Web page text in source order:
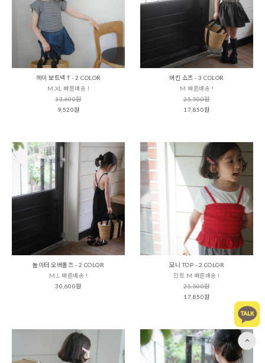
헤이 보트넥 T - 2 COLOR
M,XL 빠른배송 !
13,600원
9,520원
버킨 쇼츠 - 3 COLOR
M 빠른배송 !
25,500원
17,850원
놀이터 오버롤즈 - 2 COLOR
M,L 빠른배송 !
30,600원
모니 TOP - 2 COLOR
민트 M 빠른배송 !
25,500원
17,850원